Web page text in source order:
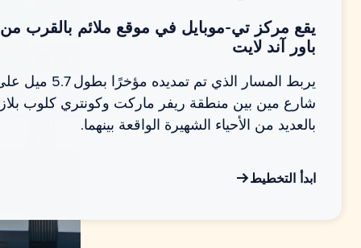
يقع مركز تي-موبايل في موقع ملائم بالقرب
باور آند لايت
يربط المسار الذي تم
شارع مين بين منطقة ريفر ماركت وكونتري كلوب
بالعديد من الأحياء الشهيرة الواقعة بينهما.
ابدأ التخطيط